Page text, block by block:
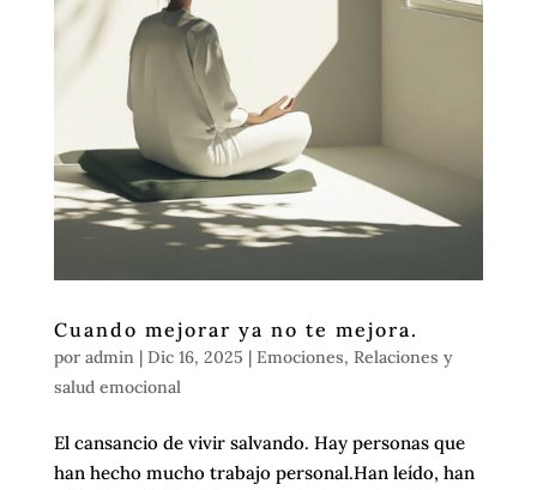
Cuando mejorar ya no te mejora.
por admin| Dic 16, 2025 | Emociones, Relaciones y
salud emocional
El cansancio de vivir salvando. Hay personas que
han hecho mucho trabajo personal.Han leído, han